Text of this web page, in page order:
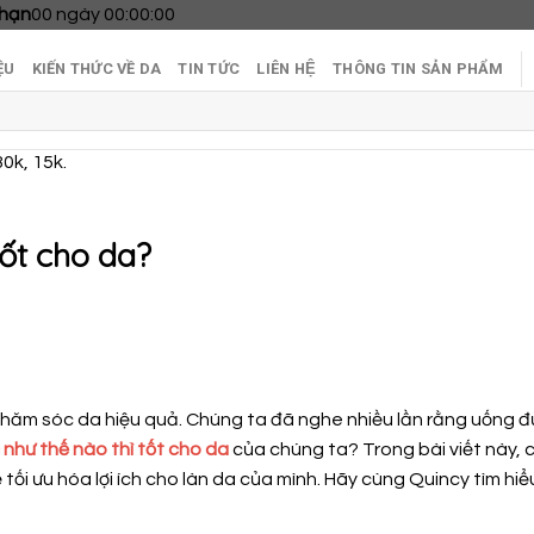
00 ngày 00:00:00
KIẾN THỨC VỀ DA TIN TỨC LIÊN HỆ THÔNG TIN SẢN PHẨM
15k.
cho da?
sóc da hiệu quả. Chúng ta đã nghe nhiều lần rằng uống
như thế nào thì tốt cho dacủa chúng ta? Trong bài viết này,
ưu hóa lợi ích cho làn da của mình. Hãy cùng Quincy tìm